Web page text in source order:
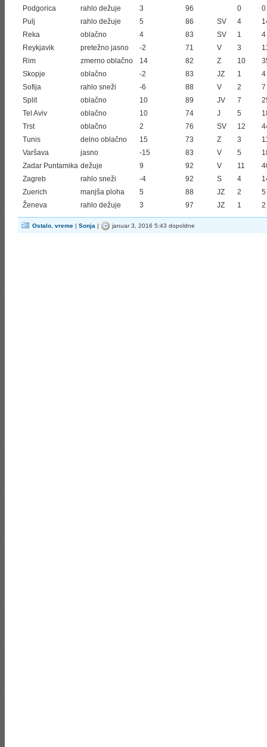
Podgorica
rahlo dežuje 3 96 0
0
Pulj
rahlo dežuje 5 86 SV 4
Reka
oblačno 4 83 SV 1
4
Reykjavik
pretežno jasno -2 71 V 3
Rim
zmerno oblačno 14 82 Z 10
Skopje
oblačno -2 83 JZ 1
4
Sofija
rahlo sneži -6 88 V 2
7
Split
oblačno 10 89 JV 7
Tel Aviv
oblačno 10 74 J 5
Trst
oblačno 2 76 SV 12
Tunis
delno oblačno 15 73 Z 3
Varšava
jasno -15 83 V 5
Zadar Puntamika dežuje 9 92 V 11
Zagreb
rahlo sneži -4 92 S 4
Zuerich
manjša ploha 5 88 JZ 2
5
Ženeva
rahlo dežuje 3 97 JZ 1 2
Ostalo vreme | Sonja | januar 3, 2016 5:43 dopoldne